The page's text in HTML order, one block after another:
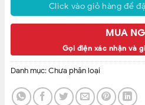
Click vào giỏ hàng để
MUA
Gọi điện xác nhận và
Danh mục:Chưa phân loại